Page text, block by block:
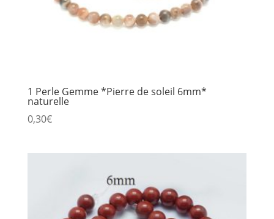
1 Perle Gemme *Pierre de soleil 6mm*
naturelle
0,30€